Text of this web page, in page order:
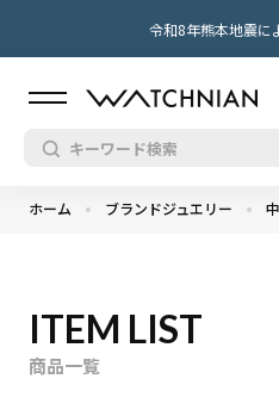
令和8年熊本地震に
ホーム ブランドジュエリー
ITEM LIST
商品一覧